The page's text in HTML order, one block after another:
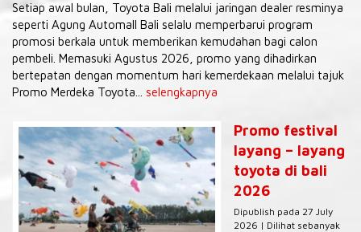
Setiap awal bulan, Toyota Bali melalui jaringan dealer resminya
seperti Agung Automall Bali selalu memperbarui program
promosi berkala untuk memberikan kemudahan bagi calon
pembeli. Memasuki Agustus 2026, promo yang dihadirkan
bertepatan dengan momentum hari kemerdekaan melalui tajuk
Promo Merdeka Toyota... selengkapnya
Promo festival
layang – layang
toyota di bali
2026
Dipublish pada 27 July
2026 | Dilihat sebanyak